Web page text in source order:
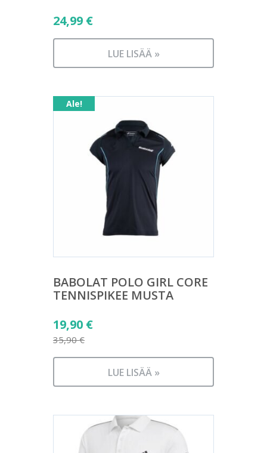
24,99 €
LUE LISÄÄ »
Ale!
BABOLAT POLO GIRL CORE
TENNISPIKEE MUSTA
35,90€
Alkuperäinen
hinta
oli:
19,90 €
Nykyinen
on:
LUE LISÄÄ »